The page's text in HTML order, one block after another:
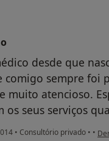
desde que
comigo sempre foi
muito atencioso.
os seus serviços
• Consultório privado • • na